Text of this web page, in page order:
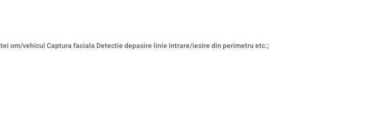
om/vehicul Captura faciala Detectie depasire linie intrare/iesire din perimetru etc.;